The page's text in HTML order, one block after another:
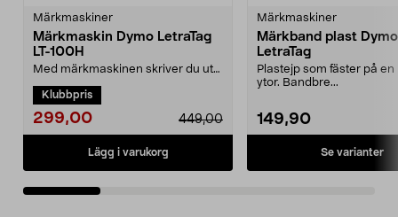
Märkmaskiner
Märkmaskin Dymo LetraTag
LT-100H
Med märkmaskinen skriver du ut
Använd den för att ...
Klubbpris
299,00 449,00
Lägg i varukorg
Märkmaskiner
Märkband plast Dymo
LetraTag
Plastejp som fäster på
ytor. Bandbre...
149,90
Se varianter